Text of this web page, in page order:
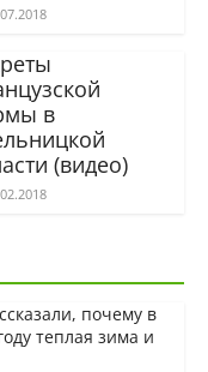
в
(видео)
почему в
теплая зима и